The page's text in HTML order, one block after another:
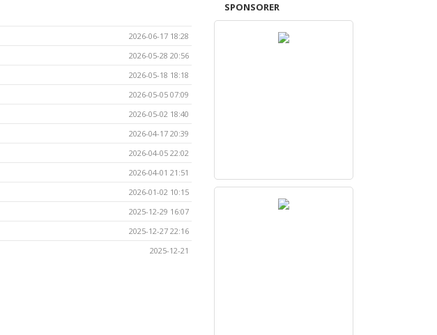
2026-06-17 18:28
2026-05-28 20:56
2026-05-18 18:18
2026-05-05 07:09
2026-05-02 18:40
2026-04-17 20:39
2026-04-05 22:02
2026-04-01 21:51
2026-01-02 10:15
2025-12-29 16:07
2025-12-27 22:16
2025-12-21
SPONSORER